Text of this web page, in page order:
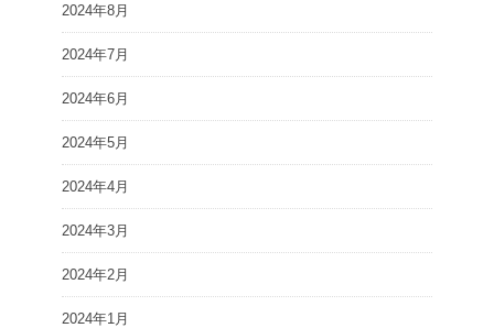
2024年8月
2024年7月
2024年6月
2024年5月
2024年4月
2024年3月
2024年2月
2024年1月